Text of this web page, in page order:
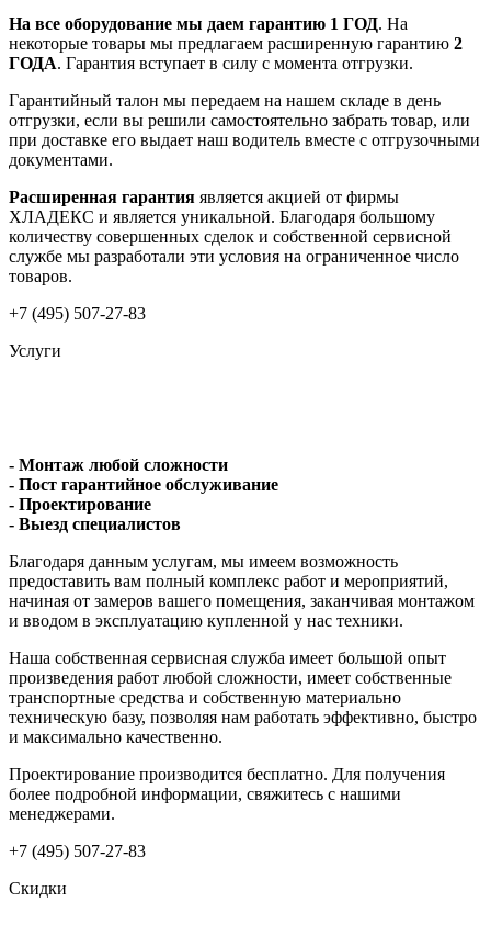
На все оборудование мы даем гарантию 1 ГОД. На
некоторые товары мы предлагаем расширенную гарантию 2
ГОДА. Гарантия вступает в силу с момента отгрузки.
Гарантийный талон мы передаем на нашем складе в день
отгрузки, если вы решили самостоятельно забрать товар, или
при доставке его выдает наш водитель вместе с отгрузочными
документами.
Расширенная гарантия является акцией от фирмы
ХЛАДЕКС и является уникальной. Благодаря большому
количеству совершенных сделок и собственной сервисной
службе мы разработали эти условия на ограниченное число
товаров.
+7 (495) 507-27-83
Услуги
- Монтаж любой сложности
- Пост гарантийное обслуживание
- Проектирование
- Выезд специалистов
Благодаря данным услугам, мы имеем возможность
предоставить вам полный комплекс работ и мероприятий,
начиная от замеров вашего помещения, заканчивая монтажом
и вводом в эксплуатацию купленной у нас техники.
Наша собственная сервисная служба имеет большой опыт
произведения работ любой сложности, имеет собственные
транспортные средства и собственную материально
техническую базу, позволяя нам работать эффективно, быстро
и максимально качественно.
Проектирование производится бесплатно. Для получения
более подробной информации, свяжитесь с нашими
менеджерами.
+7 (495) 507-27-83
Скидки